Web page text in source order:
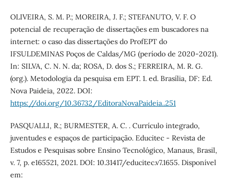
OLIVEIRA, S. M. P.; MOREIRA, J. F.; STEFANUTO, V. F. O
potencial de recuperação de dissertações em buscadores na
internet: o caso das dissertações do ProfEPT do
IFSULDEMINAS Poços de Caldas/MG (período de 2020-2021).
In: SILVA, C. N. N. da; ROSA, D. dos S.; FERREIRA, M. R. G.
(org.). Metodologia da pesquisa em EPT. 1. ed. Brasília, DF: Ed.
Nova Paideia, 2022. DOI:
https://doi.org/10.36732/EditoraNovaPaideia..251
PASQUALLI, R.; BURMESTER, A. C. . Currículo integrado,
juventudes e espaços de participação. Educitec - Revista de
Estudos e Pesquisas sobre Ensino Tecnológico, Manaus, Brasil,
v. 7, p. e165521, 2021. DOI: 10.31417/educitec.v7.1655. Disponível
em: